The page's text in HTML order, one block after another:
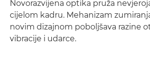
Novorazvijena optika pruža
cijelom kadru. Mehanizam
novim dizajnom poboljšava razine
vibracije i udarce.